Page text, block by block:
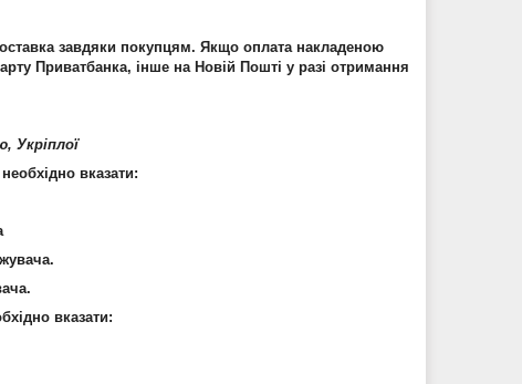
завдяки покупцям. Якщо оплата накладеною
Приватбанка, інше на Новій Пошті у разі отримання
Укріплої
вказати:
вказати: